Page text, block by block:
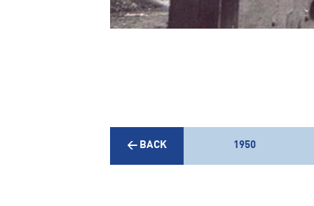
← BACK 1950